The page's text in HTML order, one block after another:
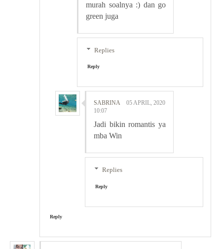
murah soalnya :) dan go
green juga
Replies
Reply
SABRINA
05 APRIL, 2020
10:07
Jadi bikin romantis ya
mba Win
Replies
Reply
Reply